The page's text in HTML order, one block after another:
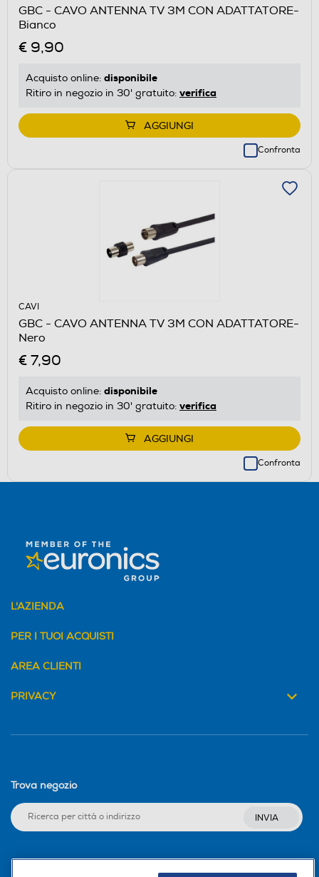
GBC - CAVO ANTENNA TV 3M CON ADATTATORE-
Bianco
€ 9,90
Acquisto online: disponibile
Ritiro in negozio in 30' gratuito: verifica
AGGIUNGI
Confronta
CAVI
GBC - CAVO ANTENNA TV 3M CON ADATTATORE-
Nero
€ 7,90
Acquisto online: disponibile
Ritiro in negozio in 30' gratuito: verifica
AGGIUNGI
Confronta
L'AZIENDA
PER I TUOI ACQUISTI
AREA CLIENTI
PRIVACY
Trova negozio
INVIA